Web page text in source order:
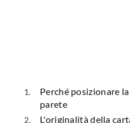
Perché posizionare
parete
L'originalità della